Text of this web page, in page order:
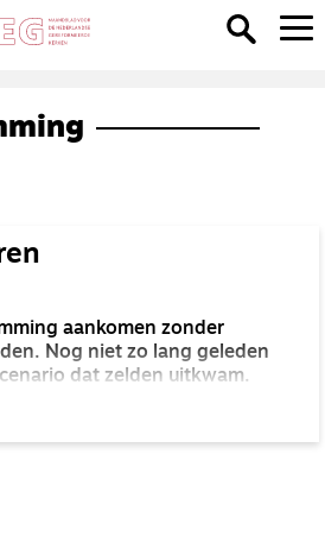
aankomen zonder
Nog niet zo lang geleden
dat zelden uitkwam.